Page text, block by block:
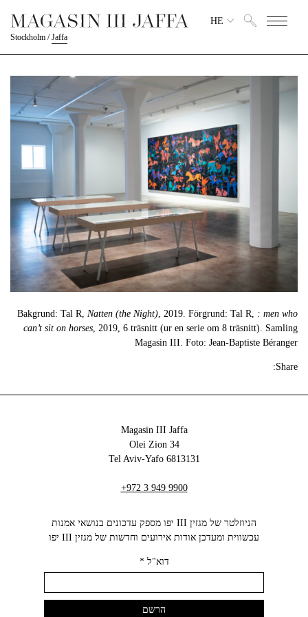
Stockholm /Jaffa
HE
Bakgrund: Tal R, Natten (the Night) , 2019. Förgrund: Tal R,
: men who
can’t sit on horses , 2019, 6 träsnitt (ur en serie om 8 träsnitt). Samling
Magasin III. Foto: Jean-Baptiste Béranger
Share:
Magasin III Jaffa
34 Olei Zion
6813131 Tel Aviv-Yafo
+972 3 949 9900
הניוזלטר של מגזין III יפו מספק עדכונים בנושאי אמנות
עכשווית ומעדכן אודות אירועים וחדשות של מגזין III יפו‬
דוא"ל*